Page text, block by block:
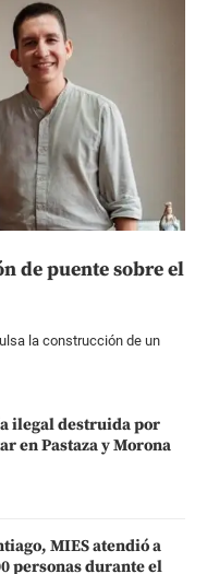
de puente sobre el
la construcción de un
ilegal destruida por
en Pastaza y Morona
MIES atendió a
personas durante el